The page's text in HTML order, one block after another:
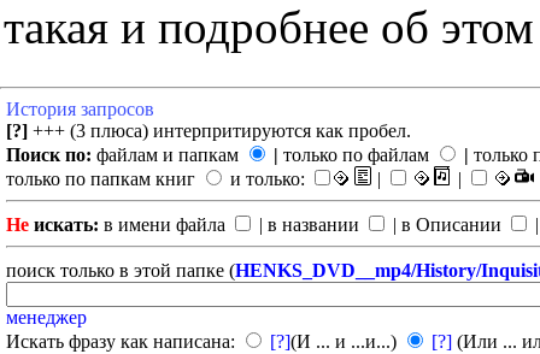
такая и подробнее об
История запросов
[?] +++ (3 плюса) интерпритируются как пробел.
Поиск по: файлам и папкам | только по файлам | только
только по папкам книг
и только: | |
Не искать: в имени файла | в названии | в Описании
поиск только в этой папке (HENKS_DVD__mp4/History/
менеджер
Искать фразу как написана:
[?](И ... и ...и...) [?] (Или ...